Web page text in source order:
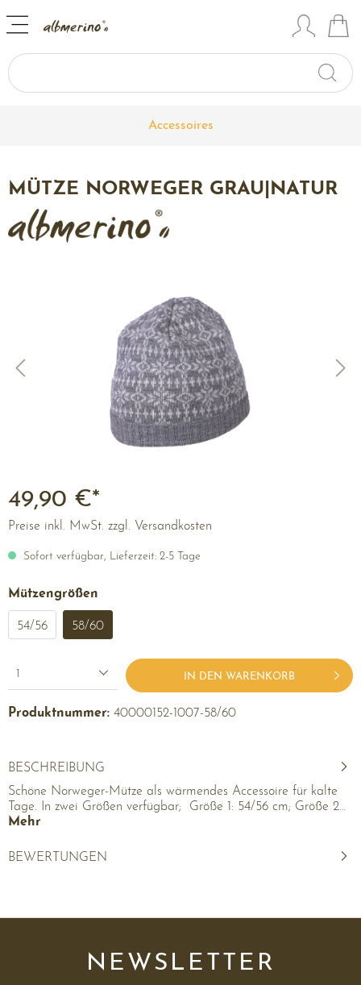
Accessoires
MÜTZE NORWEGER GRAU|NATUR
49,90 €*
Preise inkl. MwSt. zzgl. Versandkosten
Sofort verfügbar, Lieferzeit: 2-5 Tage
Mützengrößen
54/56 58/60
IN DEN WARENKORB
Produktnummer: 40000152-1007-58/60
BESCHREIBUNG
Schöne Norweger-Mütze als wärmendes Accessoire für kalte
Tage. In zwei Größen verfügbar; Größe 1: 54/56 cm; Größe 2…
Mehr
BEWERTUNGEN
NEWSLETTER